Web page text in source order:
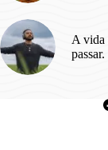
A vida
passar.